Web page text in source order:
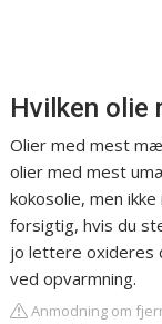
Hvilken olie
Olier med mest
olier med mest
kokosolie, men
forsigtig, hvis du
jo lettere oxideres
ved opvarmning.
Anmodning om